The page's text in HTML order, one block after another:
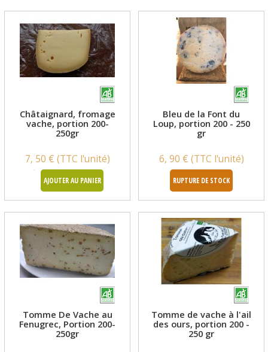
Châtaignard, fromage
vache, portion 200-
250gr
7, 50 € (TTC l'unité)
AJOUTER AU PANIER
Bleu de la Font du
Loup, portion 200 - 250
gr
6, 90 € (TTC l'unité)
RUPTURE DE STOCK
Tomme De Vache au
Fenugrec, Portion 200-
250gr
Tomme de vache à l'ail
des ours, portion 200 -
250 gr